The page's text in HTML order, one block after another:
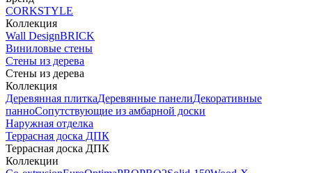
CORKSTYLE
Коллекция
Wall DesignBRICK
Виниловые стены
Стены из дерева
Стены из дерева
Коллекция
Деревянная плиткаДеревянные панелиДекоративные
панноСопутствующие из амбарной доски
Наружная отделка
Террасная доска ДПК
Террасная доска ДПК
Коллекции